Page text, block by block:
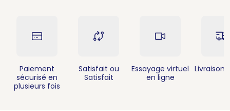
Paiement
sécurisé en
plusieurs fois
Satisfait ou
Satisfait
Essayage virtuel
en ligne
Livraison